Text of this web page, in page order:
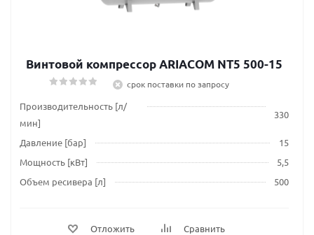
Винтовой компрессор ARIACOM NT5 500-15
срок поставки по запросу
Производительность [л/
мин]
330
Давление [бар]
15
Мощность [кВт]
5,5
Объем ресивера [л]
500
Отложить Сравнить